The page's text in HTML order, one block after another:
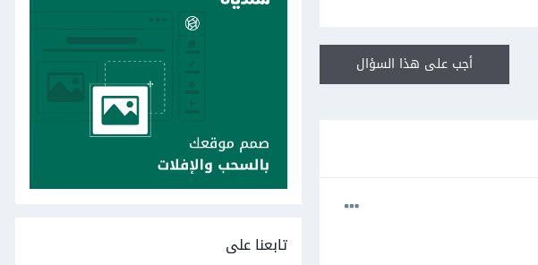
أجب على هذا السؤال
تابعنا على